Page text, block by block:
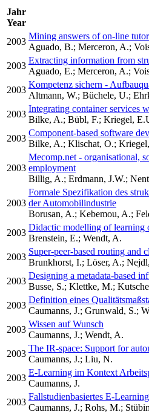
Jahr
Year
2003
Mining answers of on-line
Aguado, B.; Merceron, A.;
2003
Extracting information from
Aguado, E.; Merceron, A.;
2003
Kompetenz sichern -
Altmann, W.; Büchele, U.;
2003
Integrating container services
Bilke, A.; Bübl, F.; Kriegel,
2003
Component-based software
Bilke, A.; Klischat, O.;
2003
Mecomp.net - organisational,
employment
Billig, A.; Erdmann, J.W.;
2003
Formale Spezifikation des
der Automobilindustrie
Borusan, A.; Kebemou, A.;
2003
Didactic modelling of learning
Brenstein, E.; Wendt, A.
2003
Super-peer-based routing and
Brunkhorst, I.; Löser, A.;
2003
Designing a metadata-based
Busse, S.; Klettke, M.;
2003
Definition eines
Caumanns, J.; Grunwald, S.;
2003
Wissen auf Wunsch
Caumanns, J.; Wendt, A.
2003
The IR-space: Support for
Caumanns, J.; Liu, N.
2003
E-Learning im Kontext
Caumanns, J.
2003
Fallstudienbasiertes E-
Caumanns, J.; Rohs, M.;